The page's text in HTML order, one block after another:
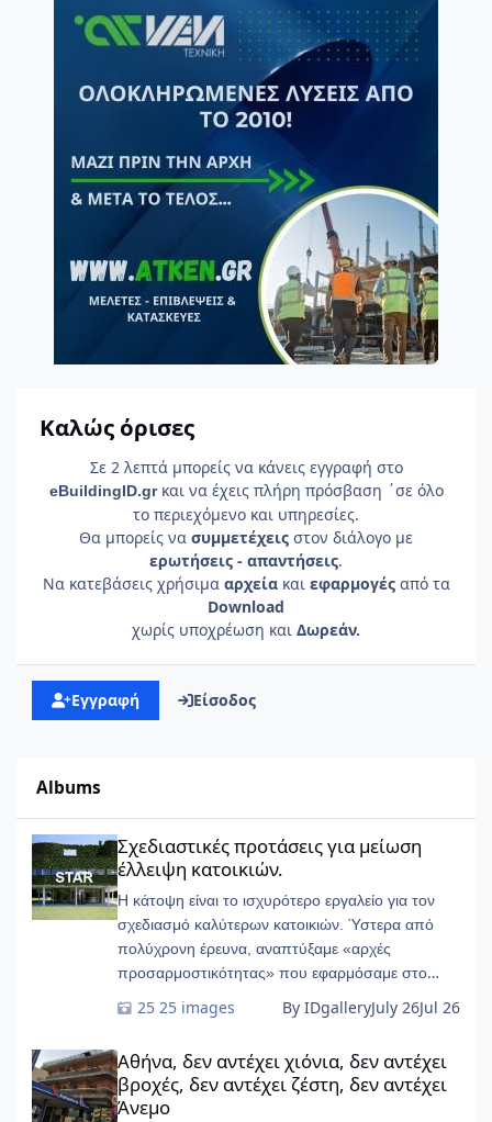
Καλώς όρισες
Σε 2 λεπτά μπορείς να κάνεις εγγραφή στο
eBuildingID.gr και να έχεις πλήρη πρόσβαση ΄σε όλο
το περιεχόμενο και υπηρεσίες.
Θα μπορείς να συμμετέχεις στον διάλογο με
ερωτήσεις - απαντήσεις.
Να κατεβάσεις χρήσιμα αρχείακαι εφαρμογέςαπό τα
Download
χωρίς υποχρέωση και Δωρεάν.
Εγγραφή Είσοδος
Albums
Σχεδιαστικές προτάσεις για μείωση
έλλειψη κατοικιών.
Η κάτοψη είναι το ισχυρότερο εργαλείο για τον
σχεδιασμό καλύτερων κατοικιών. Ύστερα από
πολύχρονη έρευνα, αναπτύξαμε «αρχές
προσαρμοστικότητας» που εφαρμόσαμε στο
25 images By IDgalleryJuly 26Jul 26
Αθήνα, δεν αντέχει χιόνια, δεν αντέχει βροχές, δεν αντέχει
Αθήνα, δεν αντέχει χιόνια, δεν αντέχει
βροχές, δεν αντέχει ζέστη, δεν αντέχει
Άνεμο